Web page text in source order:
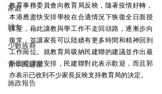
家庭
婦女
少數族裔
青年民建聯
施政報告
教育事務委員會向教育局反映，隨著疫情好轉，
本港應盡快安排學校在合適情況下恢復全日面授
課堂，藉此讓教與學工作不走回頭路，逐漸步向
復常，並讓家長可以陸續有更多時間和精神回到
工作崗位。就教育局吸納民建聯的建議並作出最
新面授課堂安排，民建聯對此表示歡迎，而且郭
亦表示已收到不少家長反映支持教育局的決定。